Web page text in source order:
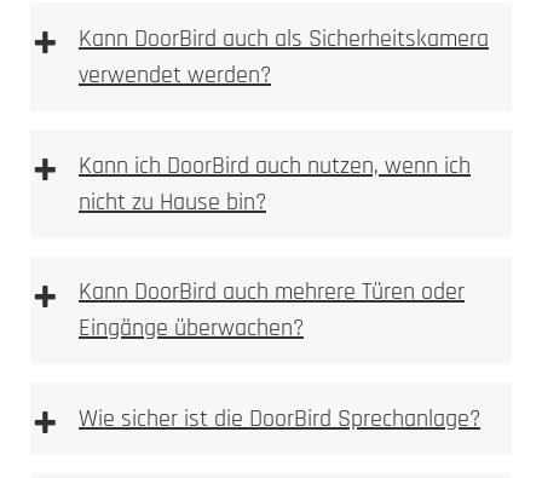
+
Kann DoorBird auch als Sicherheitskamera
verwendet werden?
+
Kann ich DoorBird auch nutzen, wenn ich
nicht zu Hause bin?
+
Kann DoorBird auch mehrere Türen oder
Eingänge überwachen?
+ Wie sicher ist die DoorBird Sprechanlage?